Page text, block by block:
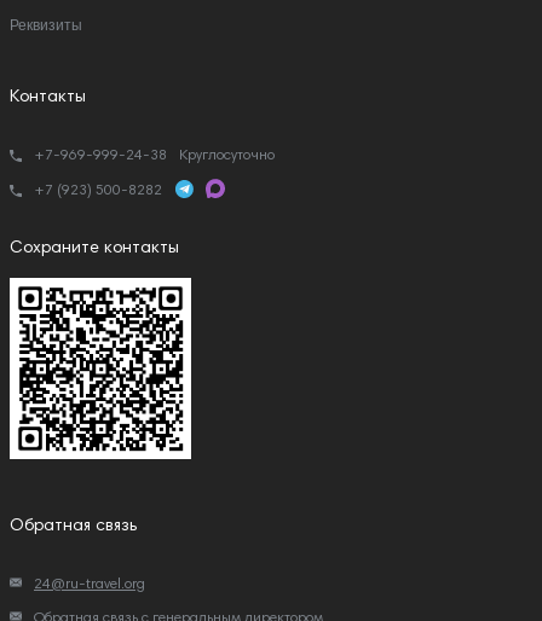
Реквизиты
Контакты
+7-969-999-24-38 Круглосуточно
+7 (923) 500-8282
Сохраните контакты
Обратная связь
24@ru-travel.org